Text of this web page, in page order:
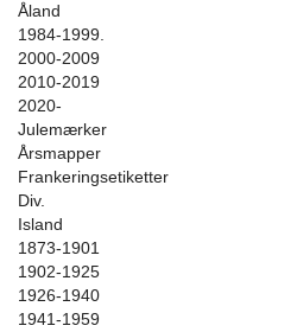
Åland
1984-1999.
2000-2009
2010-2019
2020-
Julemærker
Årsmapper
Frankeringsetiketter
Div.
Island
1873-1901
1902-1925
1926-1940
1941-1959